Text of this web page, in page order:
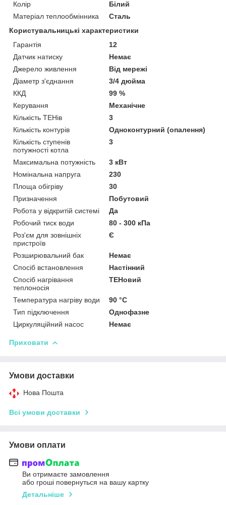
Колір
Білий
Матеріал теплообмінника
Сталь
Користувальницькі характеристики
Гарантія
12
Датчик натиску
Немає
Джерело живлення
Від мережі
Діаметр з'єднання
3/4 дюйма
ККД
99 %
Керування
Механічне
Кількість ТЕНів
3
Кількість контурів
Одноконтурний (опалення)
Кількість ступенів
потужності котла
3
Максимальна потужність
3 кВт
Номінальна напруга
230
Площа обігріву
30
Призначення
Побутовий
Робота у відкритій системі
Да
Робочий тиск води
80 - 300 кПа
Роз'єм для зовнішніх
пристроїв
Є
Розширювальний бак
Немає
Спосіб встановлення
Настінний
Спосіб нагрівання
теплоносія
ТЕНовий
Температура нагріву води
90 °C
Тип підключення
Однофазне
Циркуляційний насос
Немає
Приховати
Умови доставки
Нова Пошта
Всі умови доставки
Умови оплати
Ви отримаєте замовлення
або гроші повернуться на вашу картку
Детальніше